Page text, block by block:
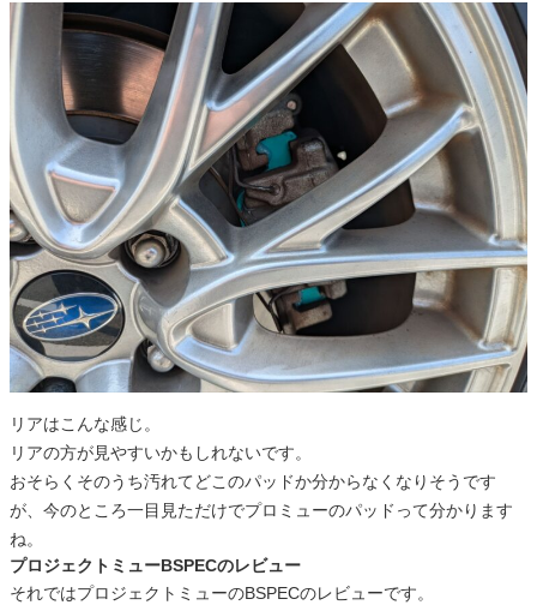
リアはこんな感じ。
リアの方が見やすいかもしれないです。
おそらくそのうち汚れてどこのパッドか分からなくなりそうです
が、今のところ一目見ただけでプロミューのパッドって分かります
ね。
プロジェクトミューBSPECのレビュー
それではプロジェクトミューのBSPECのレビューです。